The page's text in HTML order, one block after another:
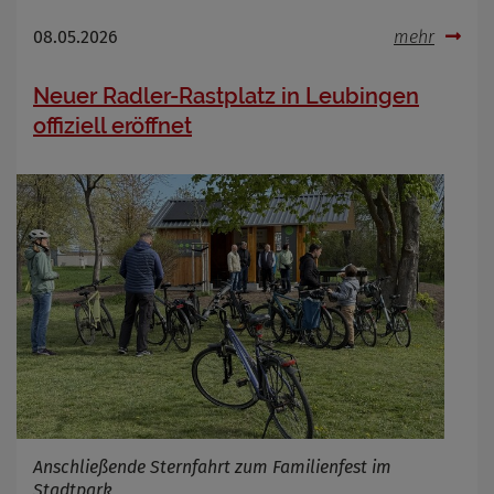
08.05.2026 mehr
Neuer Radler-Rastplatz in Leubingen
offiziell eröffnet
Anschließende Sternfahrt zum Familienfest im
Anbieter
Cookie Name
Cookie Laufzeit
Infos schließen